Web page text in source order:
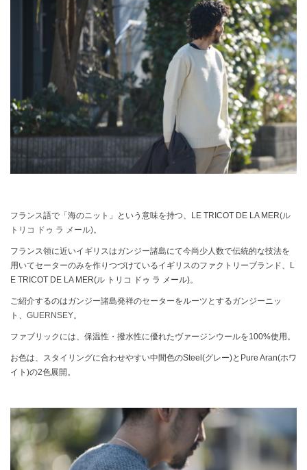
フランス語で「海のニット」という意味を持つ、LE TRICOT DE LA MER(ル
トリコ ドゥ ラ メール)。
フランス領に近いイギリスはガンジー諸島にて今尚少人数で伝統的な技法を
用いてセーターのみを作りつづけているイギリスのファクトリーブランド、L
E TRICOT DE LA MER(ル トリコ ドゥ ラ メール)。
ご紹介するのはガンジー諸島発祥のセーターをルーツとするガンジーニッ
ト、 GUERNSEY。
ファブリックには、保温性・撥水性に優れたヴァージンウールを100%使用。
お色は、スタイリングに合わせやすい中間色のSteel(グレー)とPure Aran(ホワ
イト)の2色展開。